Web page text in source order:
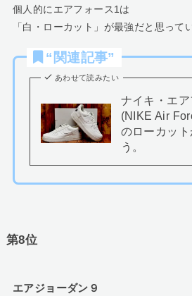
個人的にエアフォース1は
「白・ローカット」が最強だと思って
“関連記事”
あわせて読みたい
ナイキ・エ
(NIKE Air
のローカッ
う。
第8位
エアジョーダン９